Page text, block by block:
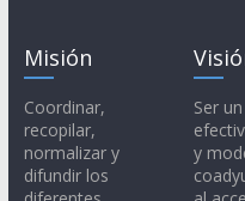
Misión
Coordinar,
recopilar,
normalizar y
difundir los
Ser
y